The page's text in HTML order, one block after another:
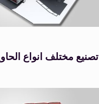
تصنيع مختلف انواع